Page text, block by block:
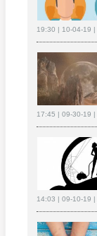
19:30 | 10-04-19 |
17:45 | 09-30-19 |
14:03 | 09-10-19 |